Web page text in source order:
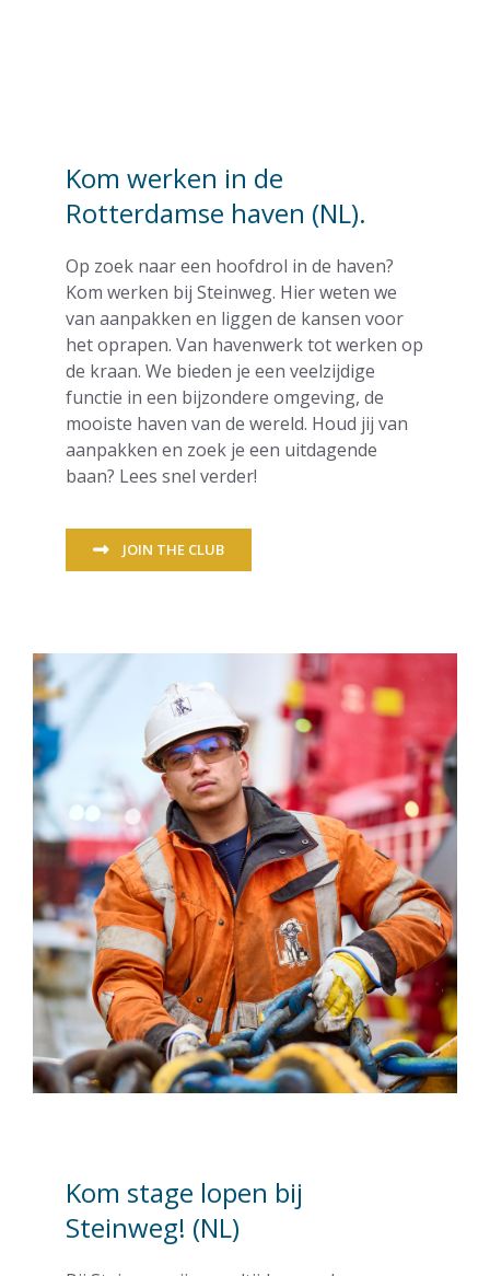
Kom werken in de
Rotterdamse haven (NL).
Op zoek naar een hoofdrol in de haven?
Kom werken bij Steinweg. Hier weten we
van aanpakken en liggen de kansen voor
het oprapen. Van havenwerk tot werken op
de kraan. We bieden je een veelzijdige
functie in een bijzondere omgeving, de
mooiste haven van de wereld. Houd jij van
aanpakken en zoek je een uitdagende
baan? Lees snel verder!
JOIN THE CLUB
Kom stage lopen bij
Steinweg! (NL)